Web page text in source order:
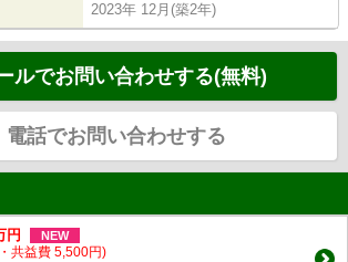
2023年 12月(築2年)
ルでお問い合わせする(無料)
電話でお問い合わせする
円 NEW
共益費 5,500円)